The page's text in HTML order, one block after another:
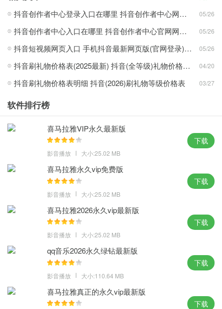
第一时间播放搞笑视频
2.超搞笑
集合全网搞笑视频
温暖视频，温暖你我
4.超纯情
回到童年只需此视频
抖音下载最新版本官方正版功能：
1. 智能匹配音乐：内置智能音乐匹配功能，可以根据视频内容自动
推荐适合的背景音乐，让视频更加生动有趣。
2. 一键卡点视频：通过一键卡点功能，用户可以轻松制作出节奏感
强烈的短视频，提升视频的观赏性。
3. 多样滤镜和特效：抖音提供了多种滤镜和特效供用户使用，包括
美颜、滤镜、场景切换等，让视频更加丰富多彩。
4. 视频创作与编辑：用户可以对视频进行剪辑、拼接，调整视频的
顺序，并添加文字说明、表情贴纸等元素，创作出故事性更强的作
品。
5. 社交互动：抖音提供了点赞、评论、分享等社交功能，用户可以
与其他用户交流想法，分享自己的观点，建立联系。
抖音下载最新版本官方正版亮点：
抖音创作者中心登录入口在哪里 抖音创作者中心网页版入口 05/26
抖音创作者中心入口在哪里 抖音创作者中心官网网页入口 05/26
抖音短视频网页入口 手机抖音最新网页版(官网登录)入口地址直接打开 05/26
抖音刷礼物价格表(2025最新) 抖音(全等级)礼物价格表明细分享 04/20
抖音刷礼物价格表明细 抖音(2026)刷礼物等级价格表 03/27
软件排行榜
喜马拉雅VIP永久最新版
影音播放 大小:25.02 MB
下载
喜马拉雅永久vip免费版
影音播放 大小:25.02 MB
下载
喜马拉雅2026永久vip最新版
影音播放 大小:25.02 MB
下载
qq音乐2026永久绿钻最新版
影音播放 大小:110.64 MB
下载
喜马拉雅真正的永久vip最新版
下载